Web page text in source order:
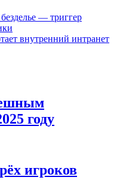
— триггер
внутренний интранет
году
игроков